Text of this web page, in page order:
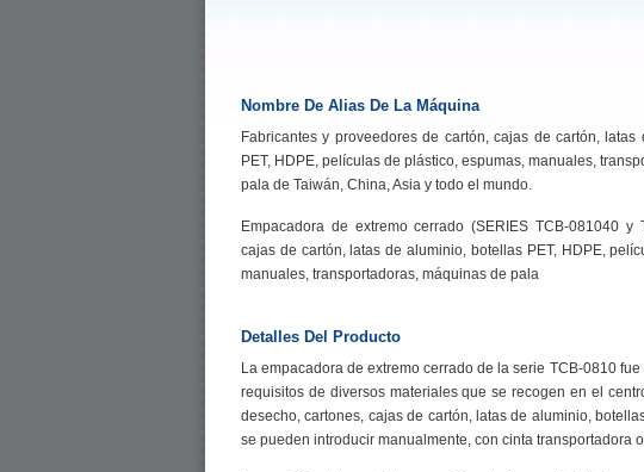
Nombre De Alias De La Máquina
Fabricantes y proveedores de cartón, cajas de cartón,
PET, HDPE, películas de plástico, espumas, manuales,
pala de Taiwán, China, Asia y todo el mundo.
Empacadora de extremo cerrado (SERIES TCB-081040 y
cajas de cartón, latas de aluminio, botellas PET, HDPE,
manuales, transportadoras, máquinas de pala
Detalles Del Producto
La empacadora de extremo cerrado de la serie TCB-0810
requisitos de diversos materiales que se recogen en el
desecho, cartones, cajas de cartón, latas de aluminio,
se pueden introducir manualmente, con cinta transportadora